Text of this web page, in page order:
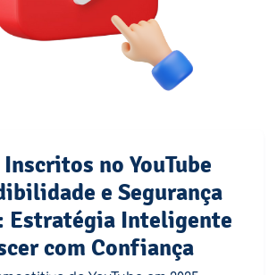
no YouTube
e Segurança
Estratégia Inteligente
com Confiança